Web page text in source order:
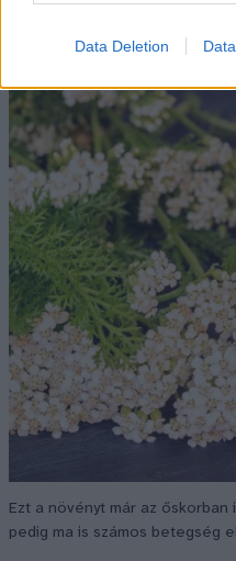
Data Deletion
Ezt a növényt már az őskorban
pedig ma is számos betegség